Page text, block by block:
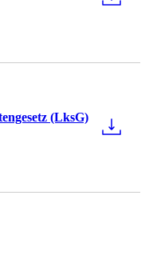
(LksG)